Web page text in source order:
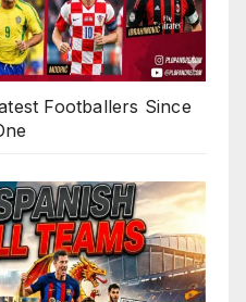
Footballers Since